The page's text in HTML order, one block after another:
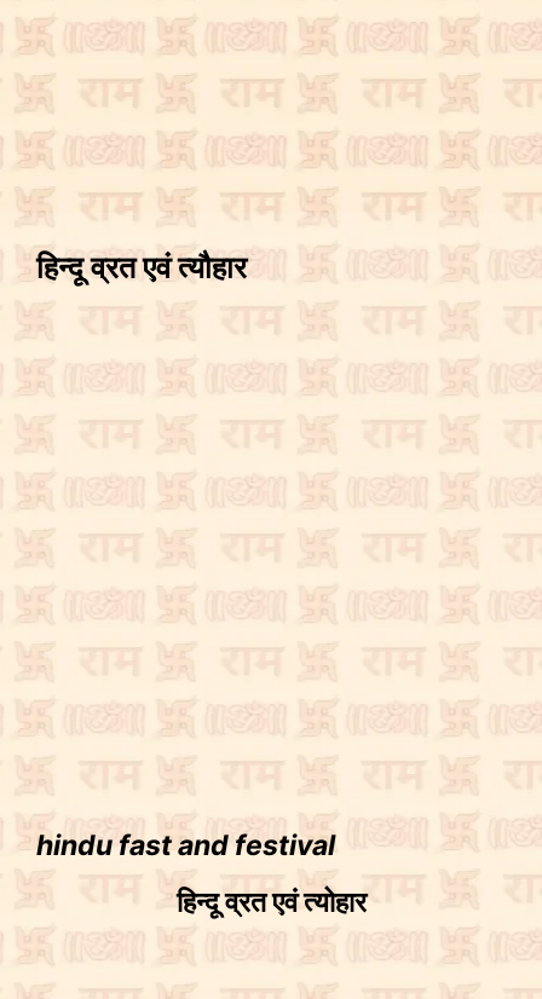
हिन्दू व्रत एवं त्यौहार ​
hindu fast and festival
हिन्दू व्रत एवं त्योहार